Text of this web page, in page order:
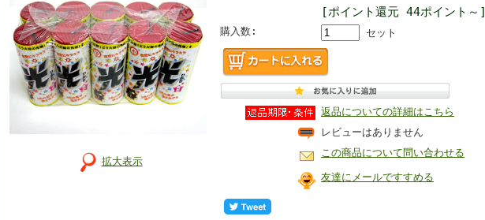
拡大表示
[ポイント還元 44ポイント～]
購入数: セット
返品についての詳細はこちら
レビューはありません
この商品について問い合わせる
友達にメールですすめる